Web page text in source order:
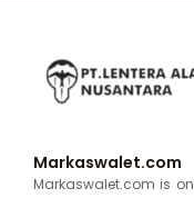
Markaswalet.com
Markaswalet.com is